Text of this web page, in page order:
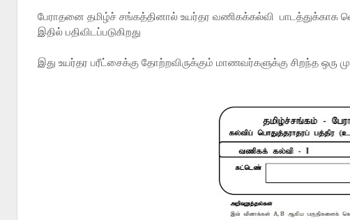
பேராதனை தமிழ்ச் சங்கத்தினால் உயர்தர வணிகக்கல்வி பாடத்துக்காக
இதில் பதிவிடப்படுகிறது
இது உயர்தர பரீட்சைக்கு தோற்றவிருக்கும் மாணவர்களுக்கு சிறந்த ஒரு